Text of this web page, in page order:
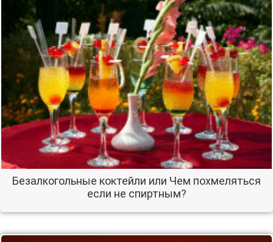
Безалкогольные коктейли или Чем похмеляться
если не спиртным?